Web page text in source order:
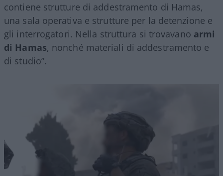
contiene strutture di addestramento di Hamas,
una sala operativa e strutture per la detenzione e
gli interrogatori. Nella struttura si trovavano armi
di Hamas, nonché materiali di addestramento e
di studio”.